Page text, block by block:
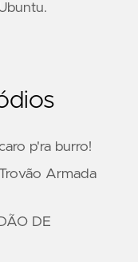
p'ra burro!
Armada
DE